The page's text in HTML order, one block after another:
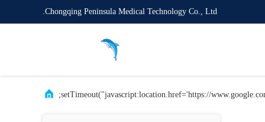
Chongqing Peninsula Medical Technology Co., Ltd.